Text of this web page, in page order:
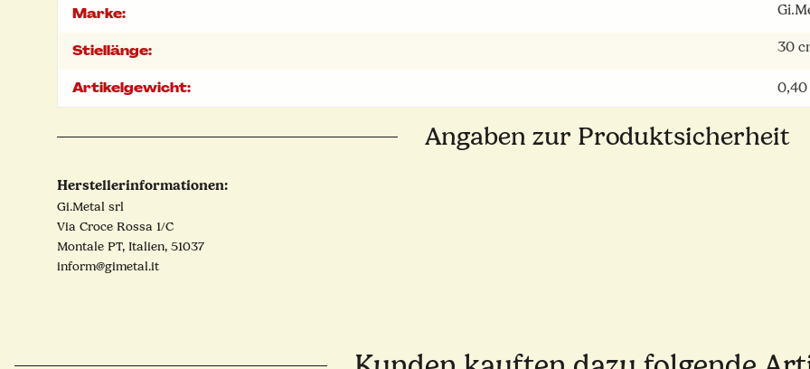
Marke:
Stiellänge: 30
Artikelgewicht: 0,40
Angaben zur Produktsicherheit
Herstellerinformationen:
Gi.Metal srl
Via Croce Rossa 1/C
Montale PT, Italien, 51037
inform@gimetal.it